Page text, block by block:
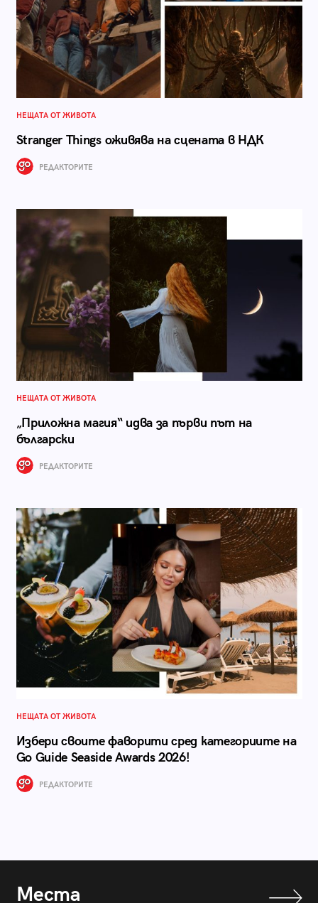
НЕЩАТА ОТ ЖИВОТА
Stranger Things оживява на сцената в НДК
РЕДАКТОРИТЕ
НЕЩАТА ОТ ЖИВОТА
„Приложна магия“ идва за първи път на
български
РЕДАКТОРИТЕ
НЕЩАТА ОТ ЖИВОТА
Избери своите фаворити сред категориите на
Go Guide Seaside Awards 2026!
РЕДАКТОРИТЕ
Места